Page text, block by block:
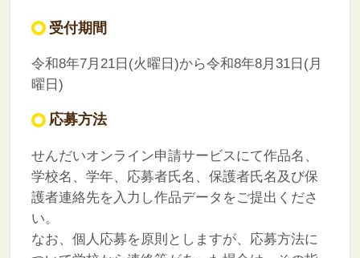
受付期間
令和8年7月21日(火曜日)から令和8年8月31日(月
曜日)
応募方法
せんだいオンライン申請サービスにて作品名、
学校名、学年、応募者氏名、保護者氏名及び保
護者連絡先を入力し作品データをご提出くださ
い。
なお、個人応募を原則としますが、応募方法に